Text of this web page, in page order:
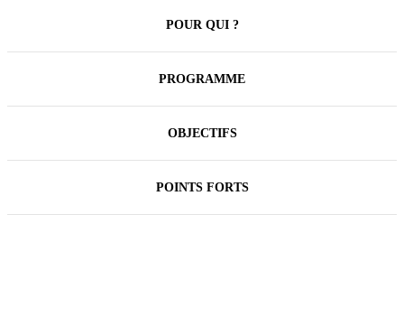
POUR QUI ?
PROGRAMME
OBJECTIFS
POINTS FORTS